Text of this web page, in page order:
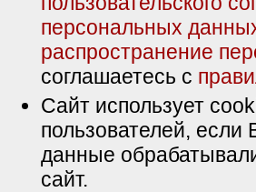
персональных
распространение
соглашаетесь с
Сайт использует
пользователей, если
данные
сайт.